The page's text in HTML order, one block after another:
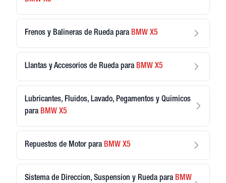
Frenos y Balineras de Rueda para BMW X5
Llantas y Accesorios de Rueda para BMW X5
Lubricantes, Fluidos, Lavado, Pegamentos y Quimicos
para BMW X5
Repuestos de Motor para BMW X5
Sistema de Direccion, Suspension y Rueda para BMW